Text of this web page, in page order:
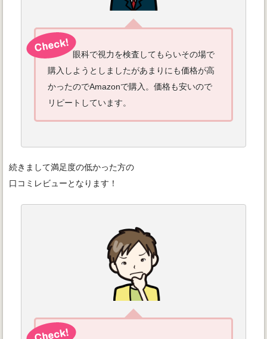
眼科で視力を検査してもらいその場で
購入しようとしましたがあまりにも価格が高
かったのでAmazonで購入。価格も安いので
リピートしています。
続きまして満足度の低かった方の
口コミレビューとなります！